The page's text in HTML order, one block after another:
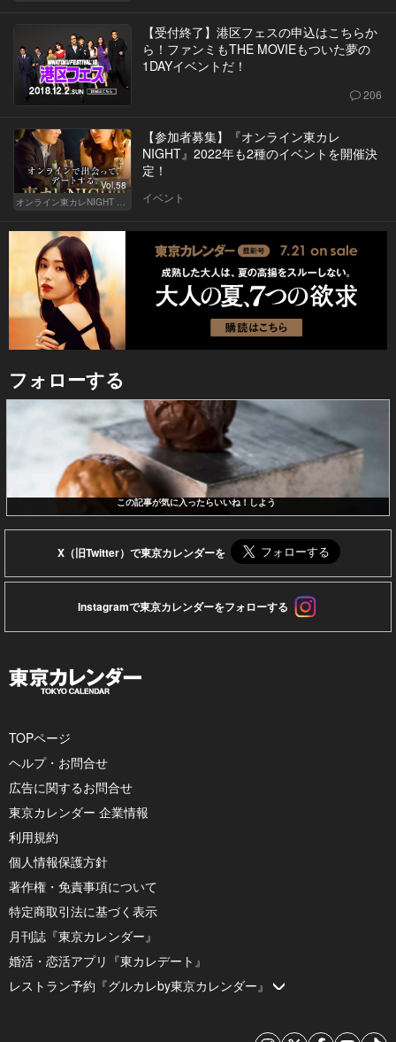
【受付終了】港区フェスの申込はこちらか
ら！ファンミもTHE MOVIEもついた夢の
1DAYイベントだ！
206
Vol.58
オンライン東カレNIGHT イベント募集
【参加者募集】『オンライン東カレ
NIGHT』2022年も2種のイベントを開催決
定！
イベント
フォローする
この記事が気に入ったらいいね！しよう
X（旧Twitter）で東京カレンダーを
Instagramで東京カレンダーをフォローする
TOPページ
ヘルプ・お問合せ
広告に関するお問合せ
東京カレンダー 企業情報
利用規約
個人情報保護方針
著作権・免責事項について
特定商取引法に基づく表示
月刊誌『東京カレンダー』
婚活・恋活アプリ『東カレデート』
レストラン予約『グルカレby東京カレンダー』